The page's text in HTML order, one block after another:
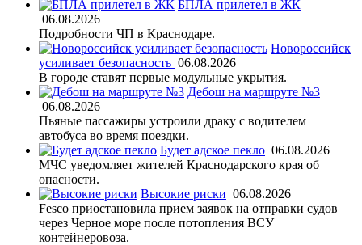
БПЛА прилетел в ЖК
06.08.2026
Подробности ЧП в Краснодаре.
Новороссийск
усиливает безопасность 06.08.2026
В городе ставят первые модульные укрытия.
Дебош на маршруте №3
06.08.2026
Пьяные пассажиры устроили драку с водителем
автобуса во время поездки.
Будет адское пекло 06.08.2026
МЧС уведомляет жителей Краснодарского края об
опасности.
Высокие риски 06.08.2026
Fesco приостановила прием заявок на отправки судов
через Черное море после потопления ВСУ
контейнеровоза.